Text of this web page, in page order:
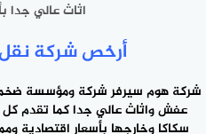
اثاث عالي جدا
أرخص شركة
شركة هوم سيرفر شركة ومؤسسة
عفش واثاث عالي جدا كما تقدم
سكاكا وخارجها بأسعار اقتصادية